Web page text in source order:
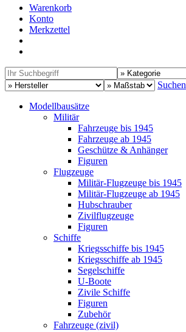
Warenkorb
Konto
Merkzettel
Suchen
Modellbausätze
Militär
Fahrzeuge bis 1945
Fahrzeuge ab 1945
Geschütze & Anhänger
Figuren
Flugzeuge
Militär-Flugzeuge bis 1945
Militär-Flugzeuge ab 1945
Hubschrauber
Zivilflugzeuge
Figuren
Schiffe
Kriegsschiffe bis 1945
Kriegsschiffe ab 1945
Segelschiffe
U-Boote
Zivile Schiffe
Figuren
Zubehör
Fahrzeuge (zivil)